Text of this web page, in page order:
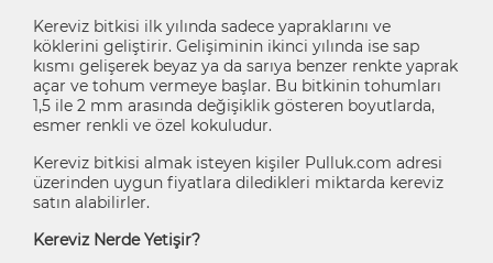
Kereviz bitkisi ilk yılında sadece yapraklarını ve
köklerini geliştirir. Gelişiminin ikinci yılında ise sap
kısmı gelişerek beyaz ya da sarıya benzer renkte yaprak
açar ve tohum vermeye başlar. Bu bitkinin tohumları
1,5 ile 2 mm arasında değişiklik gösteren boyutlarda,
esmer renkli ve özel kokuludur.
Kereviz bitkisi almak isteyen kişiler Pulluk.com adresi
üzerinden uygun fiyatlara diledikleri miktarda kereviz
satın alabilirler.
Kereviz Nerde Yetişir?